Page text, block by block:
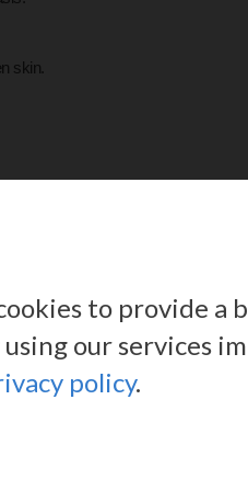
skin.
to provide
our services
policy.